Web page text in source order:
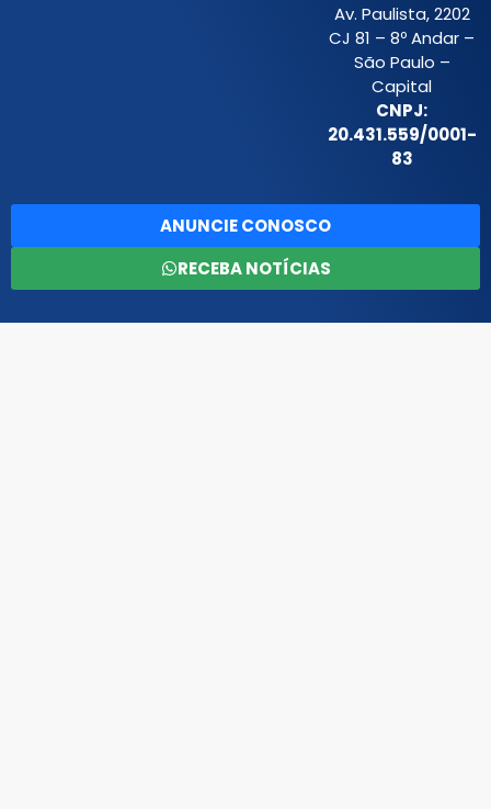
Av. Paulista, 2202
CJ 81 – 8º Andar –
São Paulo –
Capital
CNPJ:
20.431.559/0001-
83
ANUNCIE CONOSCO
RECEBA NOTÍCIAS